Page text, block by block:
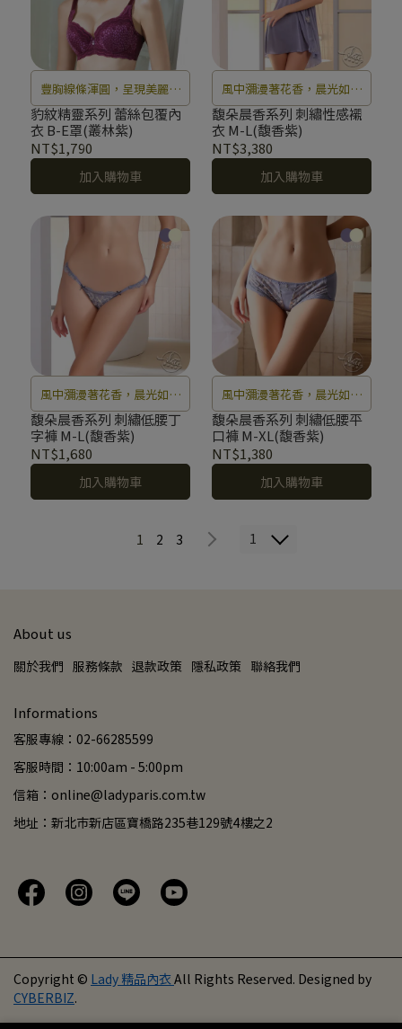
豐胸線條渾圓，呈現美麗乳
溝
豹紋精靈系列 蕾絲包覆內
衣 B-E罩(叢林紫)
NT$1,790
加入購物車
風中瀰漫著花香，晨光如水
柔柔灑落在花瓣上，彷彿置
身於夢幻仙境中無法自拔。
馥朵晨香系列 刺繡性感襯
衣 M-L(馥香紫)
NT$3,380
加入購物車
風中瀰漫著花香，晨光如水
柔柔灑落在花瓣上，彷彿置
身於夢幻仙境中無法自拔。
馥朵晨香系列 刺繡低腰丁
字褲 M-L(馥香紫)
NT$1,680
加入購物車
風中瀰漫著花香，晨光如水
柔柔灑落在花瓣上，彷彿置
身於夢幻仙境中無法自拔。
馥朵晨香系列 刺繡低腰平
口褲 M-XL(馥香紫)
NT$1,380
加入購物車
1 2 3 1
About us
關於我們 服務條款 退款政策 隱私政策 聯絡我們
Informations
客服專線：02-66285599
客服時間：10:00am - 5:00pm
信箱：online@ladyparis.com.tw
地址：新北市新店區寶橋路235巷129號4樓之2
Copyright © Lady 精品內衣All Rights Reserved. Designed by
CYBERBIZ.